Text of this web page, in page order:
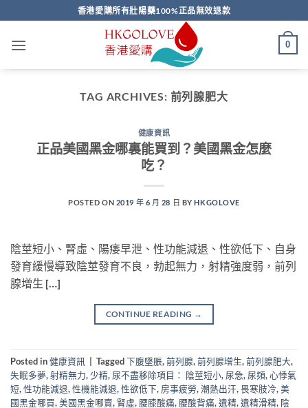
to
content
香港愛購所有壯陽藥100%正品無效退款
0
TAG ARCHIVES: 前列腺肥大
健康資訊
正品美國黑金哪裏能買到？美國黑金怎麼
吃？
POSTED ON 2019 年 6 月 28 日 BYHKGOLOVE
陰莖短小、腎虛、陽痿早泄、性功能減退、性欲低下、自身
發育緩慢導致陰莖發育不良，勃起無力，射精強度弱，前列
腺增生 […]
CONTINUE READING →
Posted in健康資訊 Tagged下腹墜脹,前列腺,前列腺增生,前列腺肥大,
失眠多夢,射精無力,少精, 尿不盡移除項目： 陰莖短小, 尿急, 尿頻,心悸氣
短,性功能減退,性機能減退,性欲低下, 房事疲勞,潮熱出汗,畏寒肢冷,美
國黑金哪買,美國黑金哪賣, 腎虛, 腰膝酸痛, 腰酸背痛,遺精,遺精滑精, 陰